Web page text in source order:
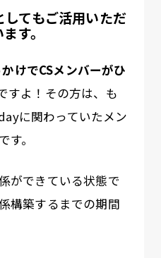
てもご活用いただ
す。
けでCSメンバーがひ
すよ！その方は、も
に関わっていたメン
。
ができている状態で
構築するまでの期間